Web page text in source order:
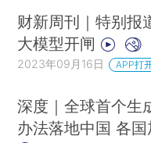
财新周刊｜特别报
大模型开闸
2023年09月16日 APP打
深度｜全球首个生
办法落地中国 各